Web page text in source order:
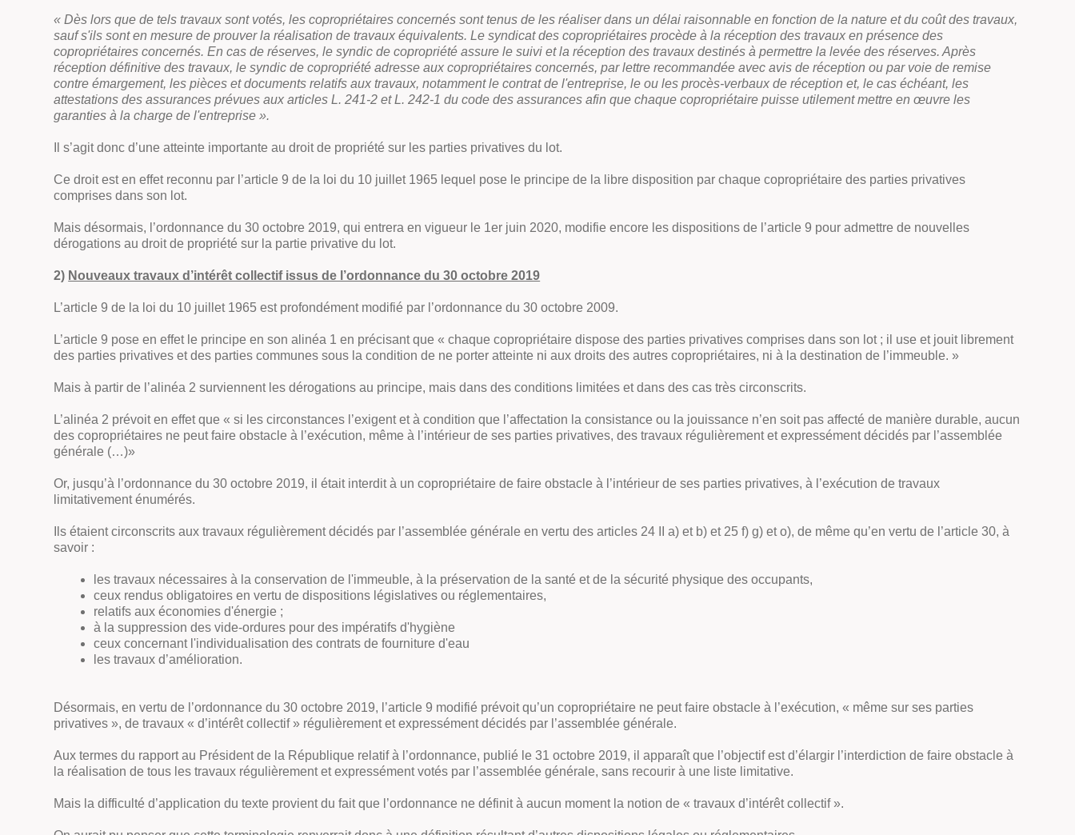
« Dès lors que de tels travaux sont votés, les copropriétaires concernés sont tenus de les réaliser dans un délai raisonnable en fonction de la nature et du coût des travaux,
sauf s'ils sont en mesure de prouver la réalisation de travaux équivalents. Le syndicat des copropriétaires procède à la réception des travaux en présence des
copropriétaires concernés. En cas de réserves, le syndic de copropriété assure le suivi et la réception des travaux destinés à permettre la levée des réserves. Après
réception définitive des travaux, le syndic de copropriété adresse aux copropriétaires concernés, par lettre recommandée avec avis de réception ou par voie de remise
contre émargement, les pièces et documents relatifs aux travaux, notamment le contrat de l'entreprise, le ou les procès-verbaux de réception et, le cas échéant, les
attestations des assurances prévues aux articles L. 241-2 et L. 242-1 du code des assurances afin que chaque copropriétaire puisse utilement mettre en œuvre les
garanties à la charge de l'entreprise ».
Il s’agit donc d’une atteinte importante au droit de propriété sur les parties privatives du lot.
Ce droit est en effet reconnu par l’article 9 de la loi du 10 juillet 1965 lequel pose le principe de la libre disposition par chaque copropriétaire des parties privatives
comprises dans son lot.
Mais désormais, l’ordonnance du 30 octobre 2019, qui entrera en vigueur le 1er juin 2020, modifie encore les dispositions de l’article 9 pour admettre de nouvelles
dérogations au droit de propriété sur la partie privative du lot.
2) Nouveaux travaux d’intérêt collectif issus de l’ordonnance du 30 octobre 2019
L’article 9 de la loi du 10 juillet 1965 est profondément modifié par l’ordonnance du 30 octobre 2009.
L’article 9 pose en effet le principe en son alinéa 1 en précisant que « chaque copropriétaire dispose des parties privatives comprises dans son lot ; il use et jouit librement
des parties privatives et des parties communes sous la condition de ne porter atteinte ni aux droits des autres copropriétaires, ni à la destination de l’immeuble. »
Mais à partir de l’alinéa 2 surviennent les dérogations au principe, mais dans des conditions limitées et dans des cas très circonscrits.
L’alinéa 2 prévoit en effet que « si les circonstances l’exigent et à condition que l’affectation la consistance ou la jouissance n’en soit pas affecté de manière durable, aucun
des copropriétaires ne peut faire obstacle à l’exécution, même à l’intérieur de ses parties privatives, des travaux régulièrement et expressément décidés par l’assemblée
générale (…)»
Or, jusqu’à l’ordonnance du 30 octobre 2019, il était interdit à un copropriétaire de faire obstacle à l’intérieur de ses parties privatives, à l’exécution de travaux
limitativement énumérés.
Ils étaient circonscrits aux travaux régulièrement décidés par l’assemblée générale en vertu des articles 24 II a) et b) et 25 f) g) et o), de même qu’en vertu de l’article 30, à
savoir :
les travaux nécessaires à la conservation de l'immeuble, à la préservation de la santé et de la sécurité physique des occupants,
ceux rendus obligatoires en vertu de dispositions législatives ou réglementaires,
relatifs aux économies d'énergie ;
à la suppression des vide-ordures pour des impératifs d'hygiène
ceux concernant l'individualisation des contrats de fourniture d'eau
les travaux d’amélioration.
Désormais, en vertu de l’ordonnance du 30 octobre 2019, l’article 9 modifié prévoit qu’un copropriétaire ne peut faire obstacle à l’exécution, « même sur ses parties
privatives », de travaux « d’intérêt collectif » régulièrement et expressément décidés par l’assemblée générale.
Aux termes du rapport au Président de la République relatif à l’ordonnance, publié le 31 octobre 2019, il apparaît que l’objectif est d’élargir l’interdiction de faire obstacle à
la réalisation de tous les travaux régulièrement et expressément votés par l’assemblée générale, sans recourir à une liste limitative.
Mais la difficulté d’application du texte provient du fait que l’ordonnance ne définit à aucun moment la notion de « travaux d’intérêt collectif ».